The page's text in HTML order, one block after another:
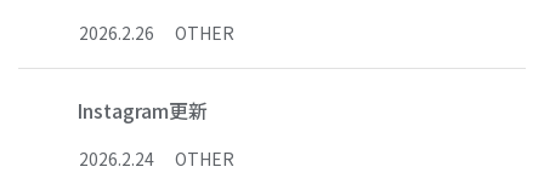
2026.2.26 OTHER
Instagram更新
2026.2.24 OTHER